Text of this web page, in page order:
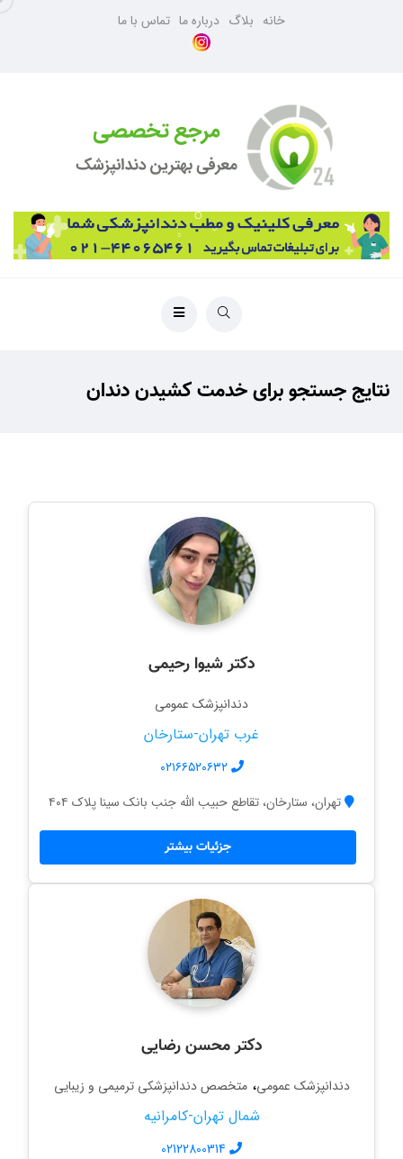
خانه بلاگ درباره ما تماس با ما
نتایج جستجو برای خدمت کشیدن دندان
دکتر شیوا رحیمی
دندانپزشک عمومی
غرب تهران-ستارخان
۰۲۱۶۶۵۲۰۶۳۲
تهران، ستارخان، تقاطع حبیب الله جنب بانک سینا پلاک ۴۰۴
جزئیات بیشتر
دکتر محسن رضایی
دندانپزشک عمومی،متخصص دندانپزشکی ترمیمی و زیبایی
شمال تهران-کامرانیه
02122800314